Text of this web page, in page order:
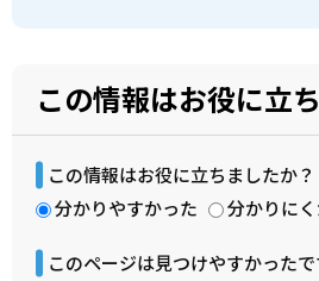
この情報はお役に立
この情報はお役に立ちましたか？
分かりやすかった
分かりに
このページは見つけやすかったで